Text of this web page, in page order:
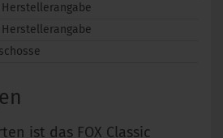
Herstellerangabe
Herstellerangabe
ist das FOX Classic